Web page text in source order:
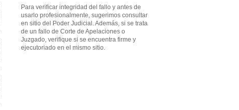
Para verificar integridad del fallo y antes de
usarlo profesionalmente, sugerimos consultar
en sitio del Poder Judicial. Además, si se trata
de un fallo de Corte de Apelaciones o
Juzgado, verifique si se encuentra firme y
ejecutoriado en el mismo sitio.